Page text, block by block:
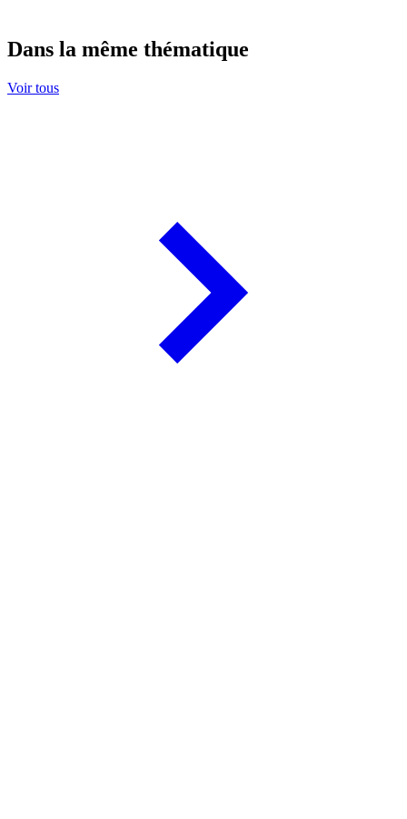
Dans la même thématique
Voir tous